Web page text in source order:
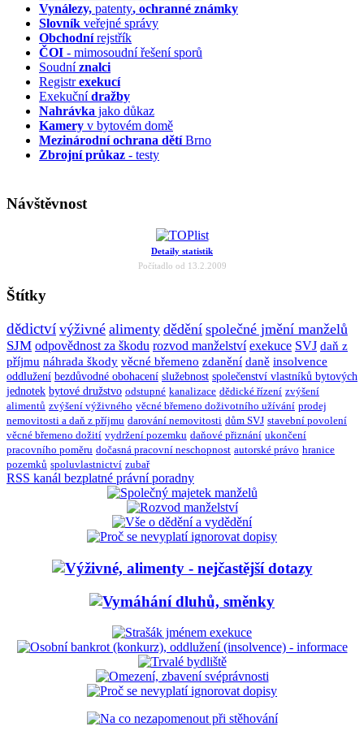
Vynálezy, patenty, ochranné známky
Slovník veřejné správy
Obchodnírejstřík
ČOI - mimosoudní řešení sporů
Soudníznalci
Registrexekucí
Exekučnídražby
Nahrávka jako důkaz
Kamery v bytovém domě
Mezinárodní ochrana dětíBrno
Zbrojní průkaz - testy
Návštěvnost
Detaily statistik
Počítadlo od 13.2.2009
Štítky
dědictví výživné alimenty dědění společné jmění manželů
SJM odpovědnost za škodu rozvod manželství exekuce SVJ daň z
příjmu náhrada škody věcné břemeno zdanění daně insolvence
oddlužení bezdůvodné obohacení služebnost společenství vlastníků bytových
jednotek bytové družstvo odstupné kanalizace dědické řízení zvýšení
alimentů zvýšení výživného věcné břemeno doživotního užívání prodej
nemovitosti a daň z příjmu darování nemovitosti dům SVJ stavební povolení
věcné břemeno dožití vydržení pozemku daňové přiznání ukončení
pracovního poměru dočasná pracovní neschopnost autorské právo hranice
pozemků spoluvlastnictví zubař
RSS kanál bezplatné právní poradny